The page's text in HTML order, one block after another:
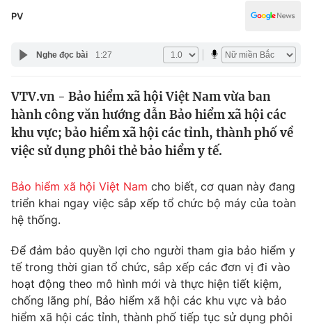
Y tế
Thế giới
Thế giới đó đây
Kinh tế
Tài chính
Thị trường
Góc doanh nghiệp
Dữ liệu và đời sống
Truyền hình
Phim VTV
Giải trí
Đời sống
Giáo dục
PV
Nghe đọc bài 1:27
VTV.vn - Bảo hiểm xã hội Việt Nam vừa ban
hành công văn hướng dẫn Bảo hiểm xã hội các
khu vực; bảo hiểm xã hội các tỉnh, thành phố về
việc sử dụng phôi thẻ bảo hiểm y tế.
Bảo hiểm xã hội Việt Nam cho biết, cơ quan này đang
triển khai ngay việc sắp xếp tổ chức bộ máy của toàn
hệ thống.
Để đảm bảo quyền lợi cho người tham gia bảo hiểm y
tế trong thời gian tổ chức, sắp xếp các đơn vị đi vào
hoạt động theo mô hình mới và thực hiện tiết kiệm,
chống lãng phí, Bảo hiểm xã hội các khu vực và bảo
hiểm xã hội các tỉnh, thành phố tiếp tục sử dụng phôi